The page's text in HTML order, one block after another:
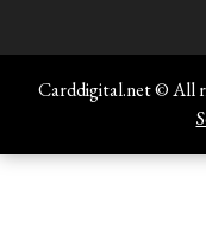
Carddigital.net © All